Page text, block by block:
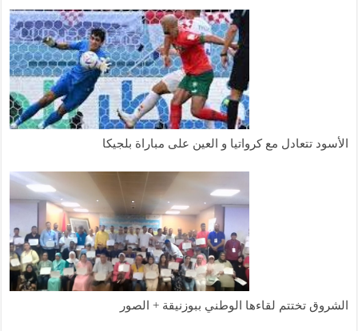
الأسود تتعادل مع كرواتيا و العين على مباراة بلجيكا
الشروق تختتم لقاءها الوطني ببوزنيقة + الصور